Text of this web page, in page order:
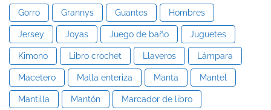
Gorro Grannys Guantes Hombres
Jersey Joyas Juego de baño Juguetes
Kimono Libro crochet Llaveros Lámpara
Macetero Malla enteriza Manta Mantel
Mantilla Mantón Marcador de libro